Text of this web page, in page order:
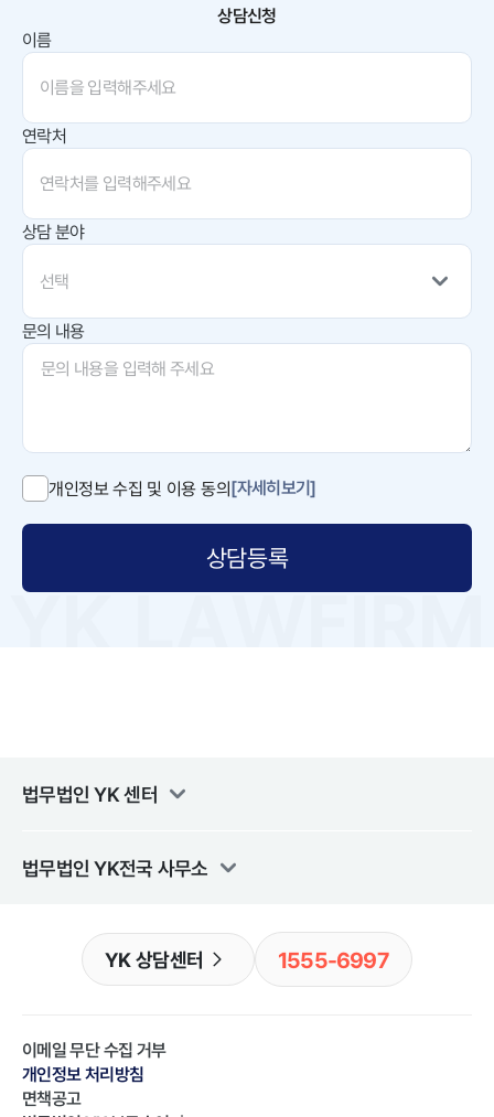
상담신청
이름
연락처
상담 분야
선택
문의 내용
개인정보 수집 및 이용 동의[자세히보기]
상담등록
법무법인 YK센터
법무법인 YK전국 사무소
YK 상담센터 1555-6997
이메일 무단 수집 거부
개인정보 처리방침
면책공고